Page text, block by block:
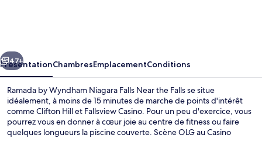
Falls
Near
the
Falls
Suivant
47+
PrésentationChambresEmplacementConditions
Ramada by Wyndham Niagara Falls Near the Falls se situe
idéalement, à moins de 15 minutes de marche de points d'intérêt
comme Clifton Hill et Fallsview Casino. Pour un peu d'exercice, vous
pourrez vous en donner à cœur joie au centre de fitness ou faire
quelques longueurs la piscine couverte. Scène OLG au Casino